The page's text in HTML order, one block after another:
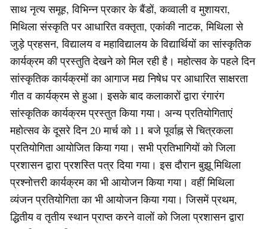
साथ नृत्य समूह, विभिन्न प्रकार के बैंडों, कव्वाली व मुशायरा,
मिथिला संस्कृति पर आधारित वक्तृता, एकांकी नाटक, मिथिला से
जुड़े प्रहसन, विद्यालय व महाविद्यालय के विद्यार्थियों का सांस्कृतिक
कार्यक्रम की प्रस्तुति देखने को मिल रही है। महोत्सव के पहले दिन
सांस्कृतिक कार्यक्रमों का आगाज मद्य निषेध पर आधारित साक्षरता
गीत व कार्यक्रम से हुआ। इसके बाद कलाकारों द्वारा रंगारंग
सांस्कृतिक कार्यक्रम प्रस्तुत किया गया। अन्य प्रतियोगिताएं
महोत्सव के दूसरे दिन 20 मार्च को 11 बजे पूर्वाह्न से चित्रकला
प्रतियोगिता आयोजित किया गया। सभी प्रतिभागियों को जिला
प्रशासन द्वारा प्रशस्ति पत्र दिया गया। इस दौरान बुझू मिथिला
प्रश्नोत्तरी कार्यक्रम का भी आयोजन किया गया। वहीं मिथिला
व्यंजन प्रतियोगिता का भी आयोजन किया गया। जिसमें प्रथम,
द्धितीय व तृतीय स्थान प्राप्त करने वालों को जिला प्रशासन द्वारा